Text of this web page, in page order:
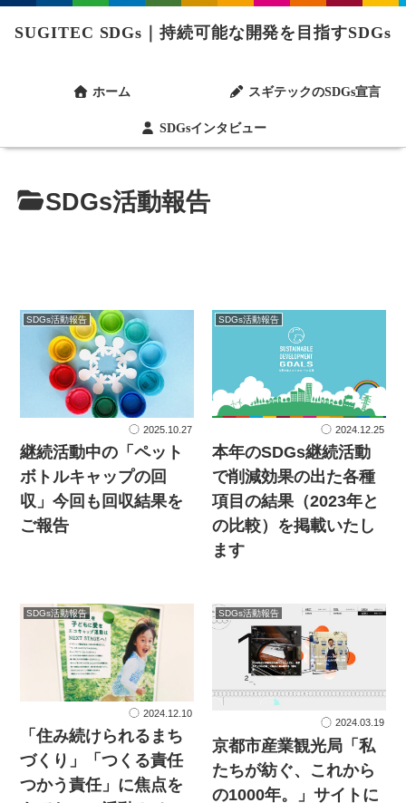
SUGITEC SDGs｜持続可能な開発を目指すSDGs
ホーム スギテックのSDGs宣言
SDGsインタビュー
SDGs活動報告
SDGs活動報告
2025.10.27
継続活動中の「ペット
ボトルキャップの回
収」今回も回収結果を
ご報告
SDGs活動報告
2024.12.25
本年のSDGs継続活動
で削減効果の出た各種
項目の結果（2023年と
の比較）を掲載いたし
ます
SDGs活動報告
2024.12.10
「住み続けられるまち
づくり」「つくる責任
つかう責任」に焦点を
SDGs活動報告
2024.03.19
京都市産業観光局「私
たちが紡ぐ、これから
の1000年。」サイトに